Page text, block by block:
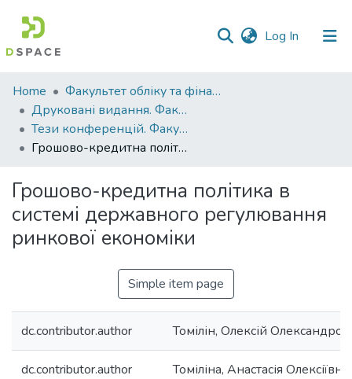
Log In (current)
Communities
&
Collections
All of DSpace
Statistics
Home
Факультет обліку та фінансів
Друковані видання. Факультет обліку та фінансів
Тези конференцій. Факультет обліку та фінансів
Грошово-кредитна політика в системі державного регулювання ринкової економіки
Грошово-кредитна політика в
системі державного регулювання
ринкової економіки
Simple item page
dc.contributor.author Томілін, Олексій
dc.contributor.author Томіліна, Анастасія Олексіївна